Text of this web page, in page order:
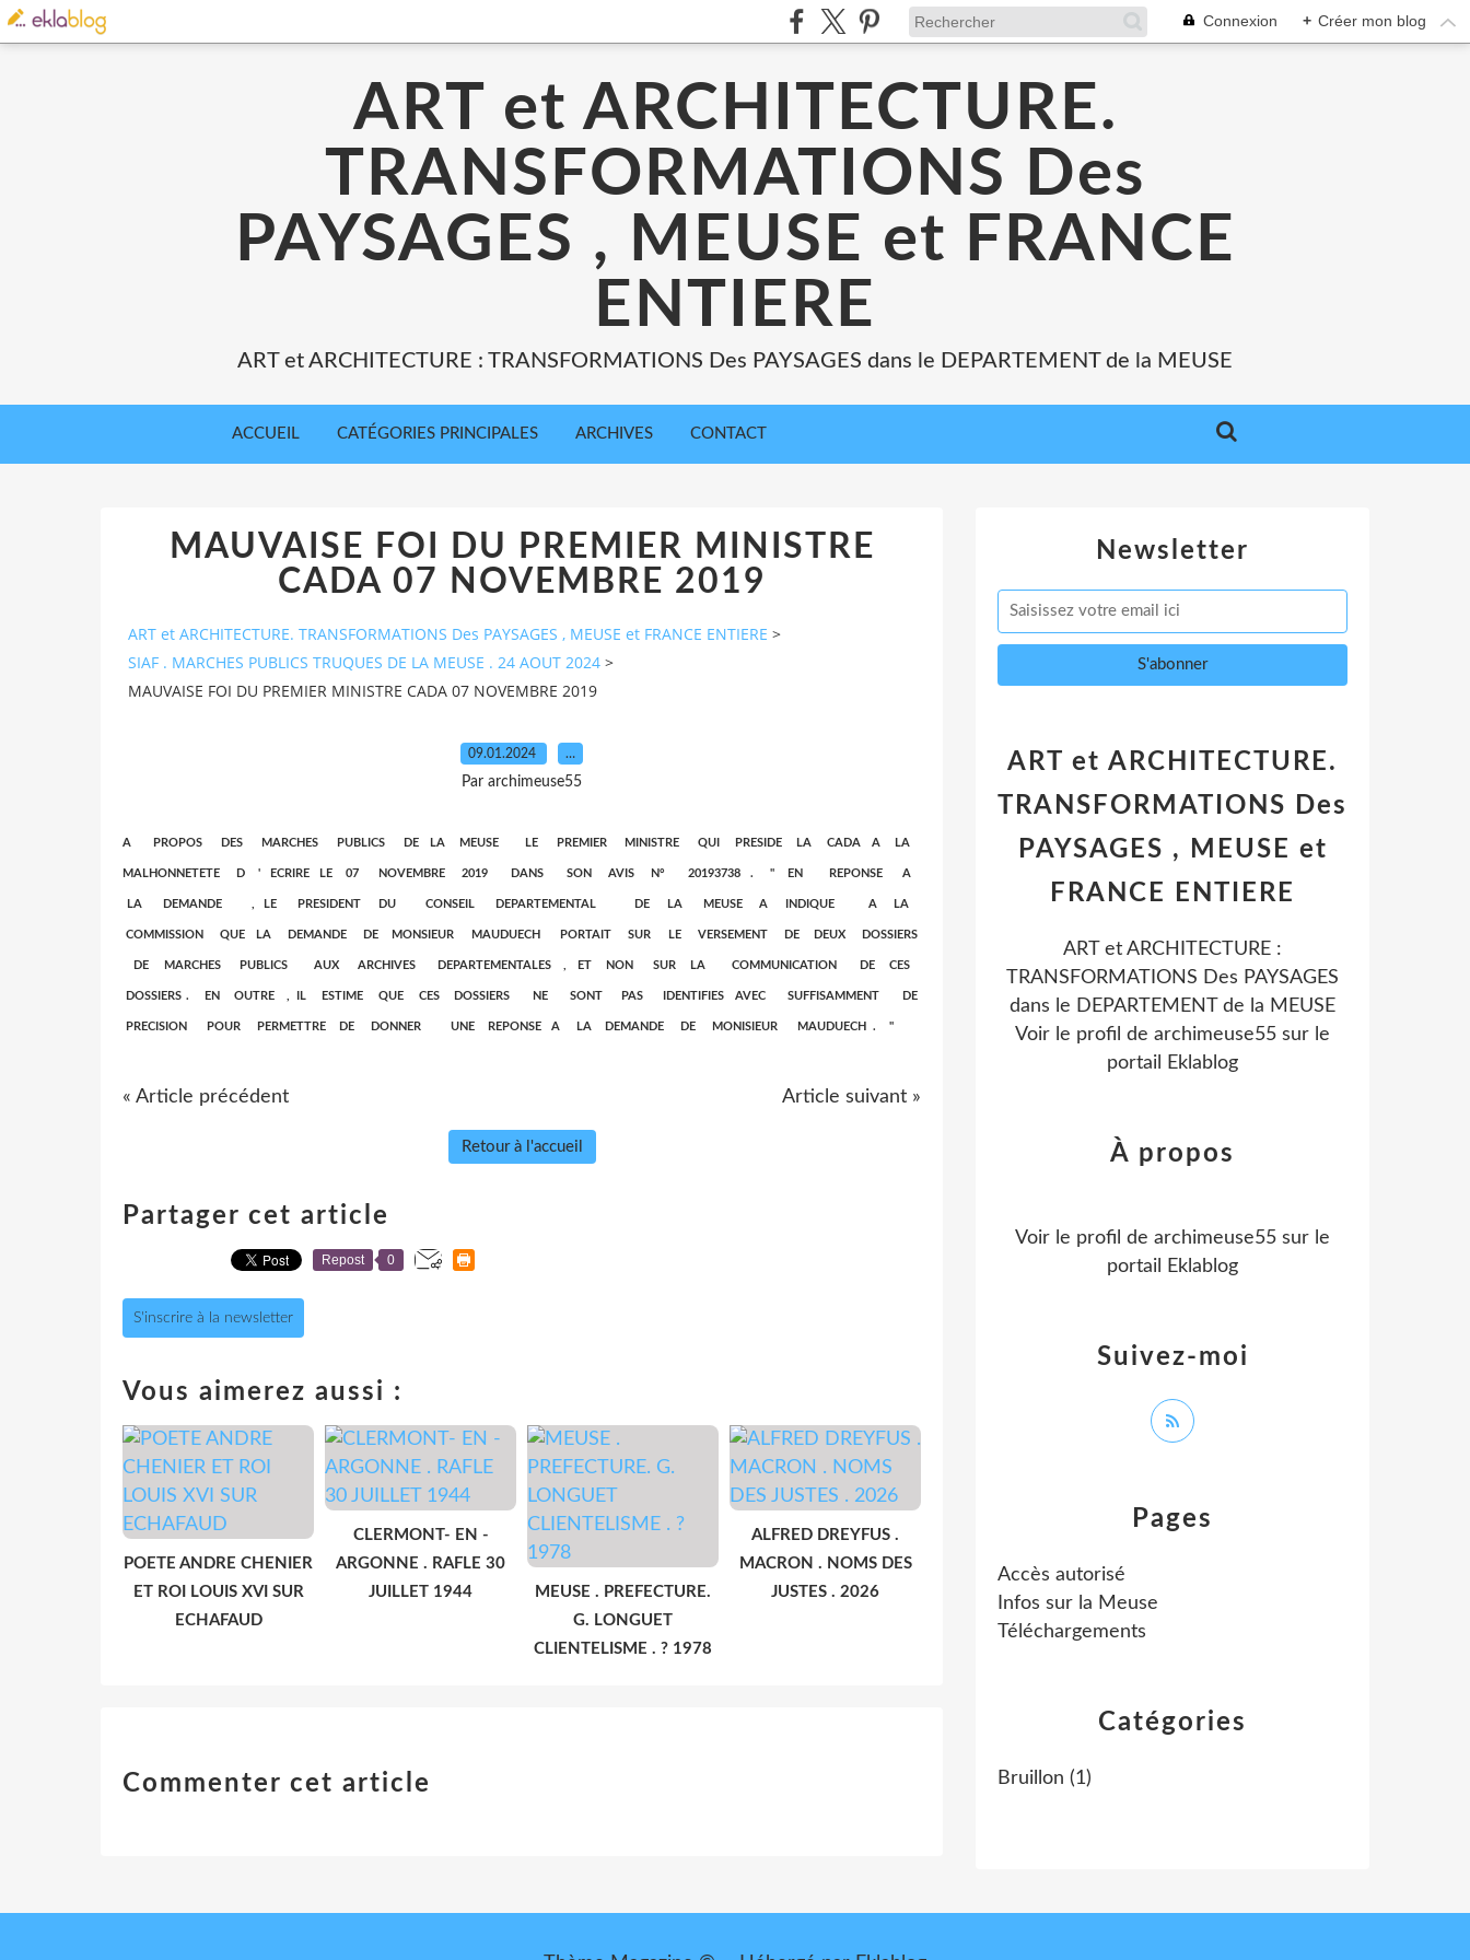
Connexion + Créer mon blog
ART et ARCHITECTURE.
TRANSFORMATIONS Des
PAYSAGES , MEUSE et FRANCE
ENTIERE
ART et ARCHITECTURE : TRANSFORMATIONS Des PAYSAGES dans le DEPARTEMENT de la MEUSE
ACCUEIL CATÉGORIES PRINCIPALES ARCHIVES CONTACT
MAUVAISE FOI DU PREMIER MINISTRE
CADA 07 NOVEMBRE 2019
ART et ARCHITECTURE. TRANSFORMATIONS Des PAYSAGES , MEUSE et FRANCE ENTIERE >
SIAF . MARCHES PUBLICS TRUQUES DE LA MEUSE . 24 AOUT 2024 >
MAUVAISE FOI DU PREMIER MINISTRE CADA 07 NOVEMBRE 2019
09.01.2024 …
Par archimeuse55
A PROPOS DES MARCHES PUBLICS DE LA MEUSE LE PREMIER MINISTRE QUI PRESIDE LA CADA A LA
MALHONNETETE D ' ECRIRE LE 07 NOVEMBRE 2019 DANS SON AVIS N° 20193738 . " EN REPONSE A
LA DEMANDE , LE PRESIDENT DU CONSEIL DEPARTEMENTAL DE LA MEUSE A INDIQUE A LA
COMMISSION QUE LA DEMANDE DE MONSIEUR MAUDUECH PORTAIT SUR LE VERSEMENT DE DEUX DOSSIERS
DE MARCHES PUBLICS AUX ARCHIVES DEPARTEMENTALES , ET NON SUR LA COMMUNICATION DE CES
DOSSIERS . EN OUTRE , IL ESTIME QUE CES DOSSIERS NE SONT PAS IDENTIFIES AVEC SUFFISAMMENT DE
PRECISION POUR PERMETTRE DE DONNER UNE REPONSE A LA DEMANDE DE MONISIEUR MAUDUECH . "
« Article précédent Article suivant »
Retour à l'accueil
Partager cet article
Repost 0
S'inscrire à la newsletter
Vous aimerez aussi :
POETE ANDRE CHENIER
ET ROI LOUIS XVI SUR
ECHAFAUD
CLERMONT- EN -
ARGONNE . RAFLE 30
JUILLET 1944
MEUSE . PREFECTURE.
G. LONGUET
CLIENTELISME . ? 1978
ALFRED DREYFUS .
MACRON . NOMS DES
JUSTES . 2026
Commenter cet article
Newsletter
Catégories
Bruillon (1)
Pages
Accès autorisé
Infos sur la Meuse
Téléchargements
ART et ARCHITECTURE.
TRANSFORMATIONS Des
PAYSAGES , MEUSE et
FRANCE ENTIERE
ART et ARCHITECTURE :
TRANSFORMATIONS Des PAYSAGES
dans le DEPARTEMENT de la MEUSE
Voir le profil de archimeuse55 sur le
portail Eklablog
Suivez-moi
À propos
Voir le profil de archimeuse55 sur le
portail Eklablog